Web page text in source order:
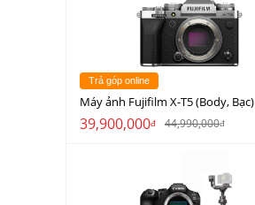
Trả góp online
Máy ảnh Fujifilm X-T5 (Body, Bạc)
39,900,000đ 44,990,000đ